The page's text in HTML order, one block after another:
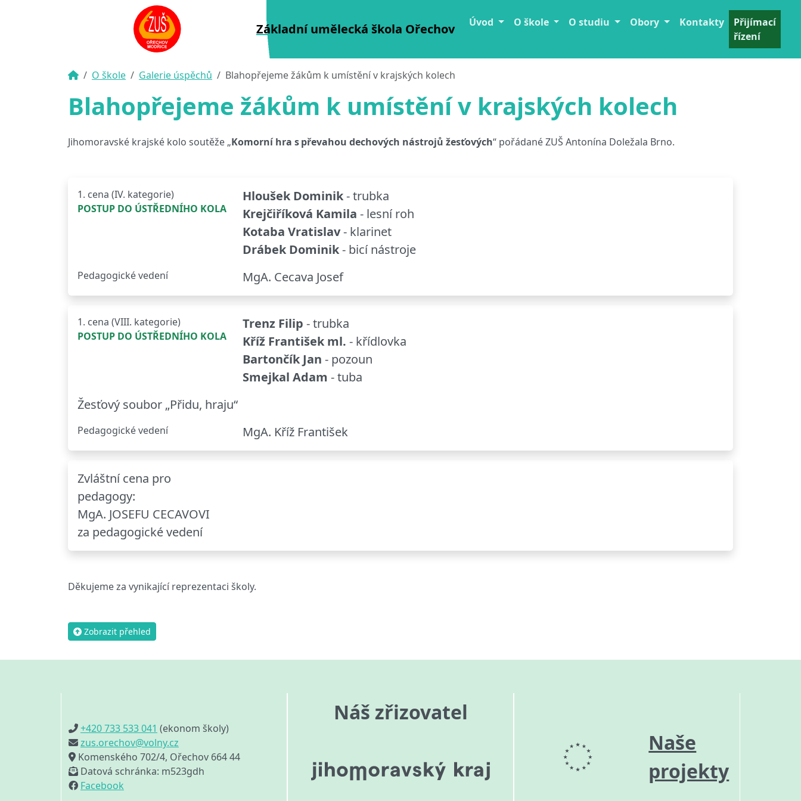
Základní umělecká škola Ořechov Úvod O škole O studiu Obory Kontakty
Přijímací
řízení
O škole Galerie úspěchů Blahopřejeme žákům k umístění v krajských kolech
Blahopřejeme žákům k umístění v krajských kolech
Jihomoravské krajské kolo soutěže „Komorní hra s převahou dechových nástrojů žesťových“ pořádané ZUŠ Antonína Doležala Brno.
1. cena (IV. kategorie)
POSTUP DO ÚSTŘEDNÍHO KOLA
Hloušek Dominik- trubka
Krejčiříková Kamila - lesní roh
Kotaba Vratislav- klarinet
Drábek Dominik- bicí nástroje
Pedagogické vedení MgA. Cecava Josef
1. cena (VIII. kategorie)
POSTUP DO ÚSTŘEDNÍHO KOLA
Trenz Filip - trubka
Kříž František ml. - křídlovka
Bartončík Jan - pozoun
Smejkal Adam - tuba
Žesťový soubor „Přidu, hraju“
Pedagogické vedení MgA. Kříž František
Zvláštní cena pro
pedagogy:
MgA. JOSEFU CECAVOVI
za pedagogické vedení
Děkujeme za vynikající reprezentaci školy.
Zobrazit přehled
+420 733 533 041 (ekonom školy)
zus.orechov@volny.cz
Komenského 702/4, Ořechov 664 44
Datová schránka: m523gdh
Facebook
Náš zřizovatel
Naše
projekty